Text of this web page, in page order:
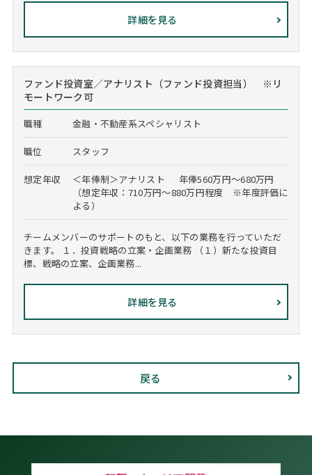
詳細を見る
ファンド投資室／アナリスト（ファンド投資担当） ※リ
モートワーク可
職種 金融・不動産系スペシャリスト
職位 スタッフ
想定年収
＜年俸制＞アナリスト 年俸560万円～680万円
（想定年収：710万円～880万円程度 ※年度評価に
よる）
チームメンバーのサポートのもと、以下の業務を行っていただ
きます。 １．投資戦略の立案・企画業務 （１）新たな投資目
標、戦略の立案、企画業務...
詳細を見る
戻る